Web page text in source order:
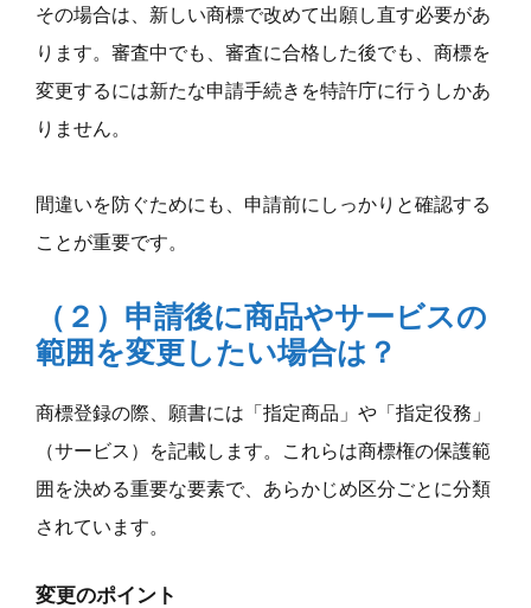
その場合は、新しい商標で改めて出願し直す必要があ
ります。審査中でも、審査に合格した後でも、商標を
変更するには新たな申請手続きを特許庁に行うしかあ
りません。
間違いを防ぐためにも、申請前にしっかりと確認する
ことが重要です。
（２）申請後に商品やサービスの
範囲を変更したい場合は？
商標登録の際、願書には「指定商品」や「指定役務」
（サービス）を記載します。これらは商標権の保護範
囲を決める重要な要素で、あらかじめ区分ごとに分類
されています。
変更のポイント